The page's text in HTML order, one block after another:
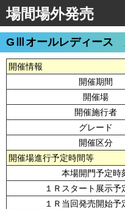
場間場外発売
GⅢオールレディース
開催情報
開催期間
開催場
開催施行者
グレード
開催区分
開催場進行予定時間等
本場開門予定時
１Ｒスタート展示予
１Ｒ当回発売開始予